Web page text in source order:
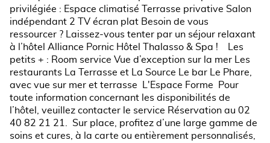
privilégiée : Espace climatisé Terrasse privative Salon
indépendant 2 TV écran plat Besoin de vous
ressourcer ? Laissez-vous tenter par un séjour relaxant
à l’hôtel Alliance Pornic Hôtel Thalasso & Spa ! Les
petits + : Room service Vue d’exception sur la mer Les
restaurants La Terrasse et La Source Le bar Le Phare,
avec vue sur mer et terrasse L'Espace Forme Pour
toute information concernant les disponibilités de
l’hôtel, veuillez contacter le service Réservation au 02
40 82 21 21. Sur place, profitez d’une large gamme de
soins et cures, à la carte ou entièrement personnalisés,